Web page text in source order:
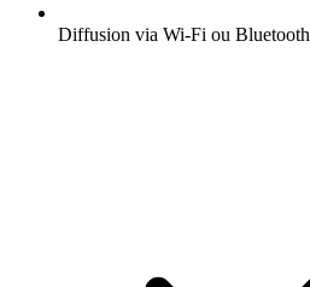
Diffusion via Wi-Fi ou Bluetooth